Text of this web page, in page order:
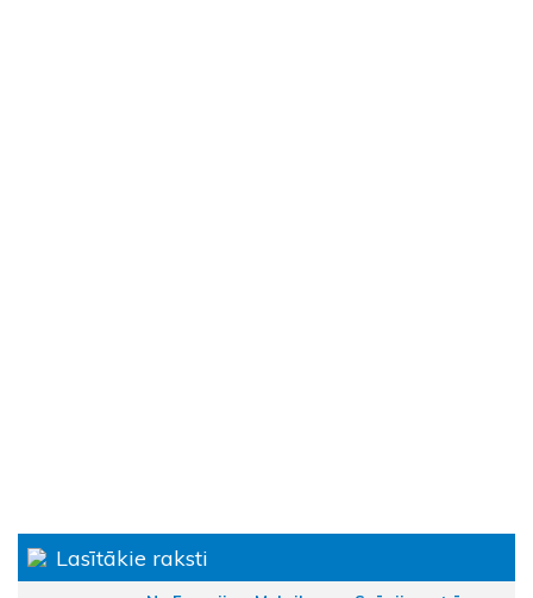
Lasītākie raksti